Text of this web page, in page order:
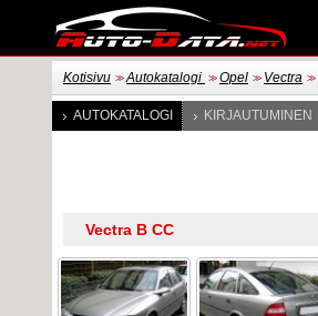
Kotisivu >> Autokatalogi >> Opel >> Vectra >>
AUTOKATALOGI KIRJAUTUMINEN